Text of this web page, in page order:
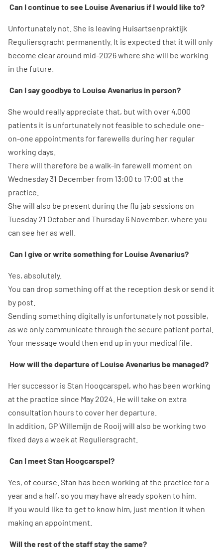
Can I continue to see Louise Avenarius if I would like to?
Unfortunately not. She is leaving Huisartsenpraktijk
Reguliersgracht permanently. It is expected that it will only
become clear around mid-2026 where she will be working
in the future.
Can I say goodbye to Louise Avenarius in person?
She would really appreciate that, but with over 4,000
patients it is unfortunately not feasible to schedule one-
on-one appointments for farewells during her regular
working days.
There will therefore be a walk-in farewell moment on
Wednesday 31 December from 13:00 to 17:00 at the
practice.
She will also be present during the flu jab sessions on
Tuesday 21 October and Thursday 6 November, where you
can see her as well.
Can I give or write something for Louise Avenarius?
Yes, absolutely.
You can drop something off at the reception desk or send it
by post.
Sending something digitally is unfortunately not possible,
as we only communicate through the secure patient portal.
Your message would then end up in your medical file.
How will the departure of Louise Avenarius be managed?
Her successor is Stan Hoogcarspel, who has been working
at the practice since May 2024. He will take on extra
consultation hours to cover her departure.
In addition, GP Willemijn de Rooij will also be working two
fixed days a week at Reguliersgracht.
Can I meet Stan Hoogcarspel?
Yes, of course. Stan has been working at the practice for a
year and a half, so you may have already spoken to him.
If you would like to get to know him, just mention it when
making an appointment.
Will the rest of the staff stay the same?